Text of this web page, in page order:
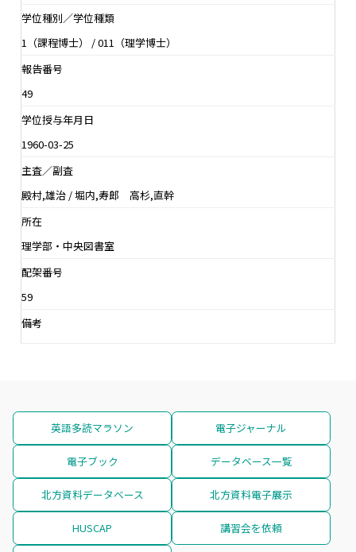
学位種別／学位種類
1（課程博士） / 011（理学博士）
報告番号
49
学位授与年月日
1960-03-25
主査／副査
殿村,雄治 / 堀内,寿郎 高杉,直幹
所在
理学部・中央図書室
配架番号
59
備考
英語多読マラソン 電子ジャーナル
電子ブック データベース一覧
北方資料データベース 北方資料電子展示
HUSCAP 講習会を依頼